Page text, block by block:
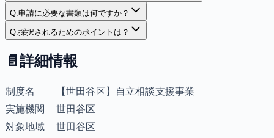
Q.申請に必要な書類は何ですか？
Q.採択されるためのポイントは？
📄 詳細情報
制度名
【世田谷区】自立相談支援事業
実施機関
世田谷区
対象地域
世田谷区